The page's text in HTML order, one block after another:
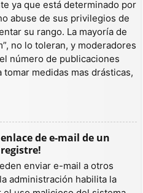
ya que está determinado por
abuse de sus privilegios de
su rango. La mayoría de
no lo toleran, y moderadores
número de publicaciones
medidas mas drásticas,
de e-mail de un
enviar e-mail a otros
administración habilita la